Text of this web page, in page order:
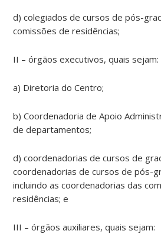
d) colegiados de cursos de pós-
comissões de residências;
II – órgãos executivos, quais sejam:
a) Diretoria do Centro;
b) Coordenadoria de Apoio
de departamentos;
d) coordenadorias de cursos de
coordenadorias de cursos de pós-
incluindo as coordenadorias das
residências; e
III – órgãos auxiliares, quais sejam: